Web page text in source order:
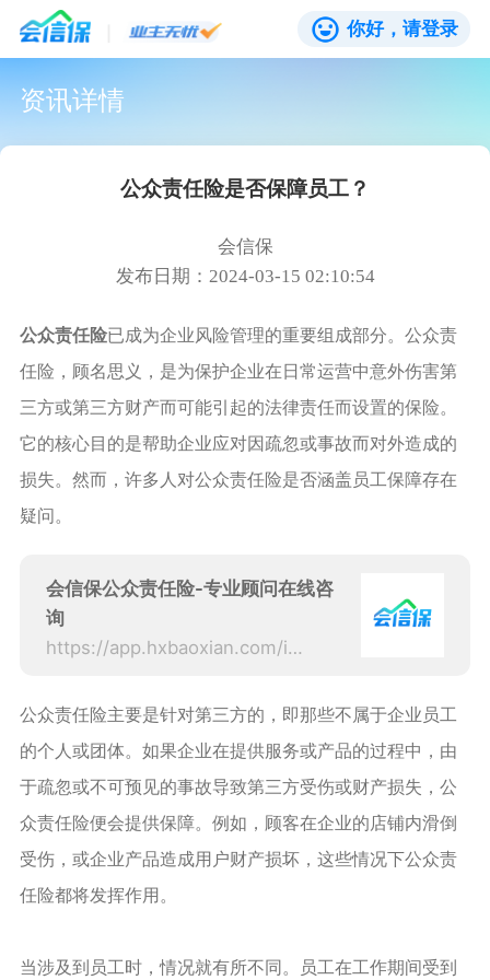
你好，请登录
资讯详情
公众责任险是否保障员工？
会信保
发布日期：2024-03-15 02:10:54
公众责任险已成为企业风险管理的重要组成部分。公众责
任险，顾名思义，是为保护企业在日常运营中意外伤害第
三方或第三方财产而可能引起的法律责任而设置的保险。
它的核心目的是帮助企业应对因疏忽或事故而对外造成的
损失。然而，许多人对公众责任险是否涵盖员工保障存在
疑问。
会信保公众责任险-专业顾问在线咨
询
https://app.hxbaoxian.com/insurance?p=1&l=20&t=1&c=0&sourceType=web
公众责任险主要是针对第三方的，即那些不属于企业员工
的个人或团体。如果企业在提供服务或产品的过程中，由
于疏忽或不可预见的事故导致第三方受伤或财产损失，公
众责任险便会提供保障。例如，顾客在企业的店铺内滑倒
受伤，或企业产品造成用户财产损坏，这些情况下公众责
任险都将发挥作用。
当涉及到员工时，情况就有所不同。员工在工作期间受到